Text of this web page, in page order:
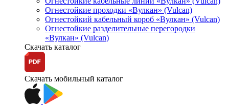
Огнестойкие проходки «Вулкан» (Vulcan)
Огнестойкий кабельный короб «Вулкан» (Vulcan)
Огнестойкие разделительные перегородки
«Вулкан» (Vulcan)
Скачать каталог
Скачать мобильный каталог